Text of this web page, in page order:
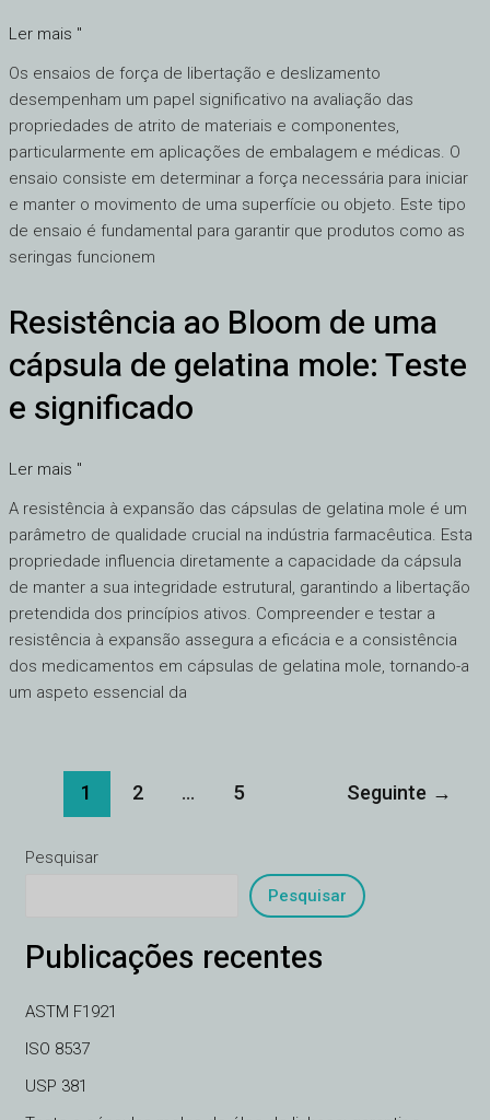
deslizamento:
Um
guia
completo
Ler mais "
Os ensaios de força de libertação e deslizamento
desempenham um papel significativo na avaliação das
propriedades de atrito de materiais e componentes,
particularmente em aplicações de embalagem e médicas. O
ensaio consiste em determinar a força necessária para iniciar
e manter o movimento de uma superfície ou objeto. Este tipo
de ensaio é fundamental para garantir que produtos como as
seringas funcionem
Resistência ao Bloom de uma
cápsula de gelatina mole: Teste
e significado
Resistência
Bloom
uma
de
gelatina
mole:
Teste
e
significado
Ler mais "
A resistência à expansão das cápsulas de gelatina mole é um
parâmetro de qualidade crucial na indústria farmacêutica. Esta
propriedade influencia diretamente a capacidade da cápsula
de manter a sua integridade estrutural, garantindo a libertação
pretendida dos princípios ativos. Compreender e testar a
resistência à expansão assegura a eficácia e a consistência
dos medicamentos em cápsulas de gelatina mole, tornando-a
um aspeto essencial da
1 2 ... 5 Seguinte →
Pesquisar
Pesquisar
Publicações recentes
ASTM F1921
ISO 8537
USP 381